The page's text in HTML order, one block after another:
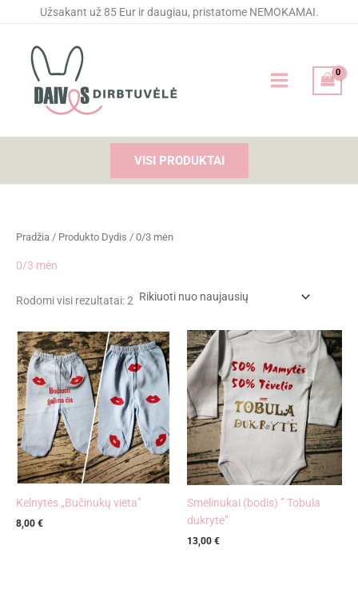
Užsakant už 85 Eur ir daugiau, pristatome NEMOKAMAI.
VISI PRODUKTAI
Pradžia / Produkto Dydis / 0/3 mėn
0/3 mėn
Rodomi visi rezultatai: 2
pagal
Kelnytės „Bučinukų vieta”
8,00 €
Smėlinukai (bodis) ” Tobula
dukrytė”
13,00 €